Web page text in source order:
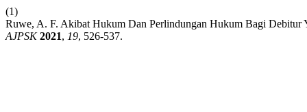
(1)
Ruwe, A. F. Akibat Hukum Dan Perlindungan Hukum Bagi Debitur
AJPSK 2021, 19, 526-537.